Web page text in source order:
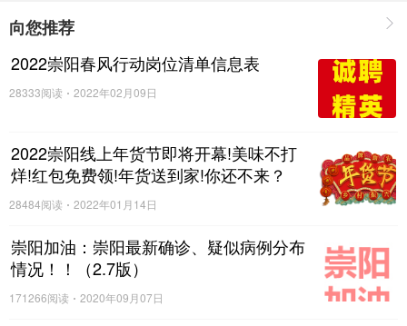
向您推荐
2022崇阳春风行动岗位清单信息表
28333阅读 2022年02月09日
2022崇阳线上年货节即将开幕!美味不打
烊!红包免费领!年货送到家!你还不来？
28484阅读 2022年01月14日
崇阳加油：崇阳最新确诊、疑似病例分布
情况！！（2.7版）
171266阅读 2020年09月07日